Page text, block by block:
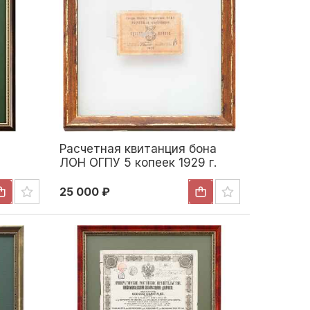
Расчетная квитанция бона
ЛОН ОГПУ 5 копеек 1929 г.
25 000 ₽